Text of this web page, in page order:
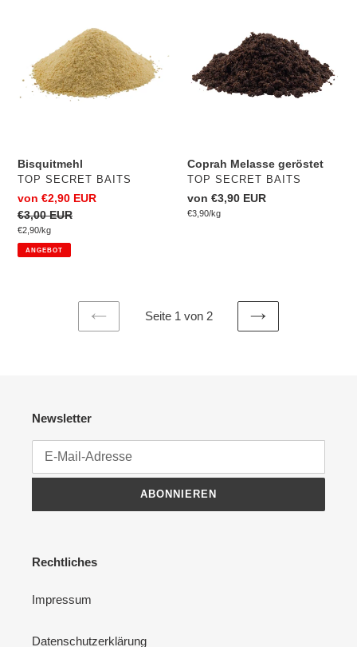
Bisquitmehl
VERKÄUFER
TOP SECRET BAITS
Sonderpreis
von €2,90 EUR
Normaler
Preis
€3,00 EUR
Einzelpreis
€2,90/pro
kg
ANGEBOT
Coprah Melasse geröstet
VERKÄUFER
TOP SECRET BAITS
Normaler
Preis
von €3,90 EUR
Einzelpreis
€3,90/pro
kg
VORHERIGE
Seite 1 von 2
NÄCHSTE
Newsletter
ABONNIEREN
Rechtliches
Impressum
Datenschutzerklärung